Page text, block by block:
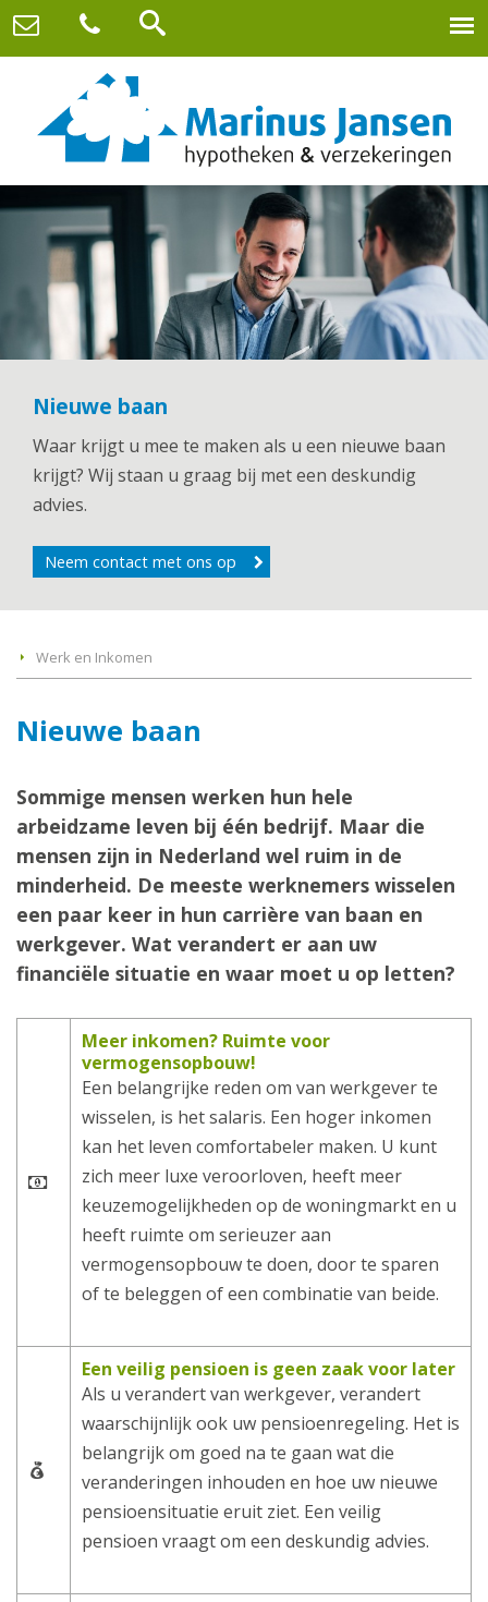
Nieuwe baan
Waar krijgt u mee te maken als u een nieuwe baan
krijgt? Wij staan u graag bij met een deskundig
advies.
Neem contact met ons op
Werk en Inkomen
Nieuwe baan
Sommige mensen werken hun hele
arbeidzame leven bij één bedrijf. Maar die
mensen zijn in Nederland wel ruim in de
minderheid. De meeste werknemers wisselen
een paar keer in hun carrière van baan en
werkgever. Wat verandert er aan uw
financiële situatie en waar moet u op letten?
Meer inkomen? Ruimte voor
vermogensopbouw!
Een belangrijke reden om van werkgever te
wisselen, is het salaris. Een hoger inkomen
kan het leven comfortabeler maken. U kunt
zich meer luxe veroorloven, heeft meer
keuzemogelijkheden op de woningmarkt en u
heeft ruimte om serieuzer aan
vermogensopbouw te doen, door te sparen
of te beleggen of een combinatie van beide.
Een veilig pensioen is geen zaak voor later
Als u verandert van werkgever, verandert
waarschijnlijk ook uw pensioenregeling. Het is
belangrijk om goed na te gaan wat die
veranderingen inhouden en hoe uw nieuwe
pensioensituatie eruit ziet. Een veilig
pensioen vraagt om een deskundig advies.